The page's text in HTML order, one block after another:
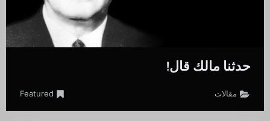
حدثنا مالك قال!
مقالات Featured